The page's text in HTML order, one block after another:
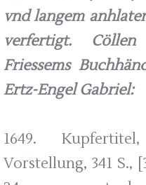
vnd langem
verfertigt.
Friessems
Ertz-Engel Gabriel:
1649.
Vorstellung, 341 S.,